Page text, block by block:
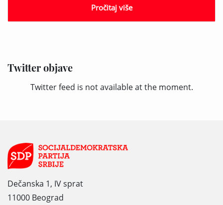
Twitter objave
Twitter feed is not available at the moment.
Pročitaj više
Dečanska 1, IV sprat
11000 Beograd